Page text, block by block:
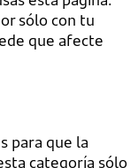
sólo con tu
que afecte
para que la
categoría sólo